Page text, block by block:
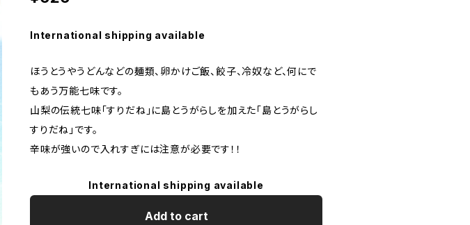
International shipping available
ほうとうやうどんなどの麺類、卵かけご飯、餃子、冷奴など、何にで
もあう万能七味です。
山梨の伝統七味「すりだね」に島とうがらしを加えた「島とうがらし
すりだね」です。
辛味が強いので入れすぎには注意が必要です！！
International shipping available
Add to cart